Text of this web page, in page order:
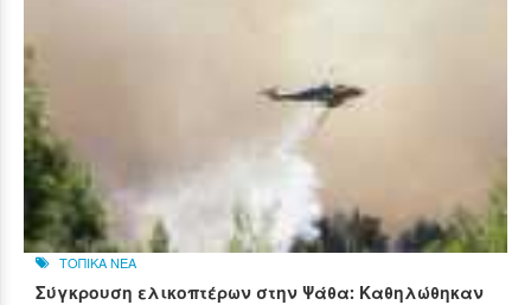
ΤΟΠΙΚΑ ΝΕΑ
Σύγκρουση ελικοπτέρων στην Ψάθα: Καθηλώθηκαν